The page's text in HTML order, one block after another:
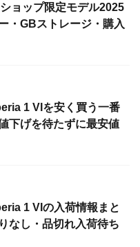
ョップ限定モデル2025
・GBストレージ・購入
1 VIを安く買う一番
下げを待たずに最安値
1 VIの入荷情報まと
なし・品切れ入荷待ち